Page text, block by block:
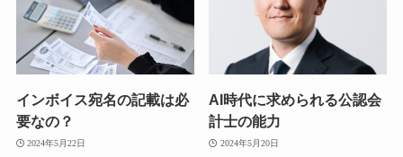
インボイス宛名の記載は必
要なの？
2024年5月22日
AI時代に求められる公認会
計士の能力
2024年5月20日